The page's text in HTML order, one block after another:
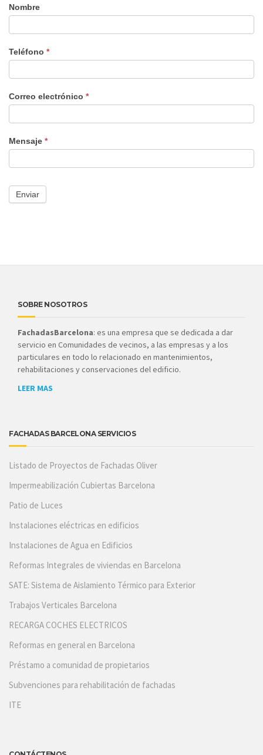
Nombre
Teléfono *
Correo electrónico *
Mensaje *
Enviar
SOBRE NOSOTROS
FachadasBarcelona: es una empresa que se dedicada a dar
servicio en Comunidades de vecinos, a las empresas y a los
particulares en todo lo relacionado en mantenimientos,
rehabilitaciones y conservaciones del edificio.
LEER MAS
FACHADAS BARCELONA SERVICIOS
Listado de Proyectos de Fachadas Oliver
Impermeabilización Cubiertas Barcelona
Patio de Luces
Instalaciones eléctricas en edificios
Instalaciones de Agua en Edificios
Reformas Integrales de viviendas en Barcelona
SATE: Sistema de Aislamiento Térmico para Exterior
Trabajos Verticales Barcelona
RECARGA COCHES ELECTRICOS
Reformas en general en Barcelona
Préstamo a comunidad de propietarios
Subvenciones para rehabilitación de fachadas
ITE